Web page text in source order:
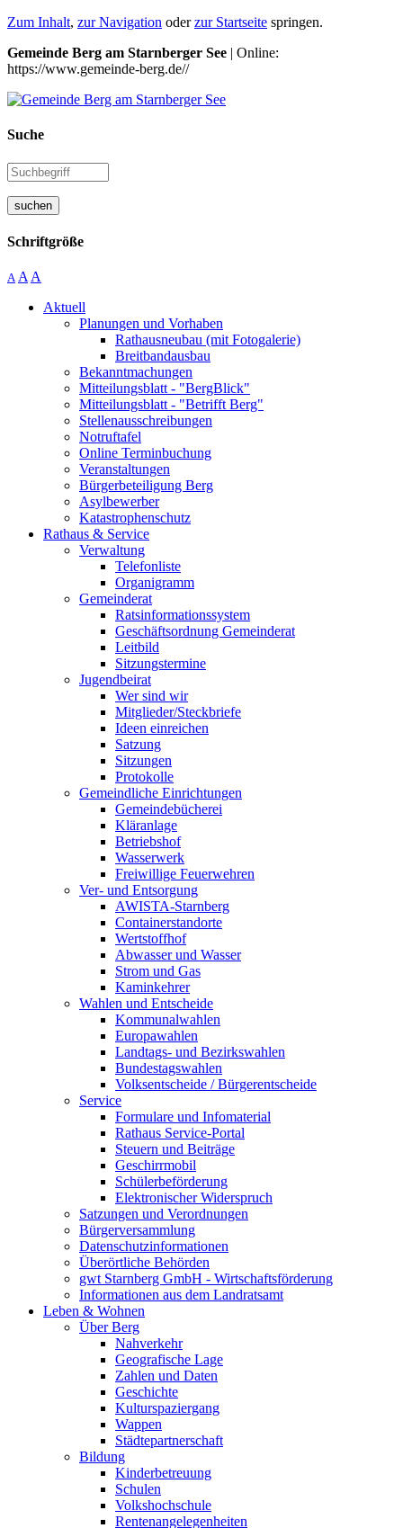
Zum Inhalt, zur Navigation oderzur Startseite springen.
Gemeinde Berg am Starnberger See | Online:
https://www.gemeinde-berg.de//
Suche
suchen
Schriftgröße
A A A
Aktuell
Planungen und Vorhaben
Rathausneubau (mit Fotogalerie)
Breitbandausbau
Bekanntmachungen
Mitteilungsblatt - "BergBlick"
Mitteilungsblatt - "Betrifft Berg"
Stellenausschreibungen
Notruftafel
Online Terminbuchung
Veranstaltungen
Bürgerbeteiligung Berg
Asylbewerber
Katastrophenschutz
Rathaus & Service
Verwaltung
Telefonliste
Organigramm
Gemeinderat
Ratsinformationssystem
Geschäftsordnung Gemeinderat
Leitbild
Sitzungstermine
Jugendbeirat
Wer sind wir
Mitglieder/Steckbriefe
Ideen einreichen
Satzung
Sitzungen
Protokolle
Gemeindliche Einrichtungen
Gemeindebücherei
Kläranlage
Betriebshof
Wasserwerk
Freiwillige Feuerwehren
Ver- und Entsorgung
AWISTA-Starnberg
Containerstandorte
Wertstoffhof
Abwasser und Wasser
Strom und Gas
Kaminkehrer
Wahlen und Entscheide
Kommunalwahlen
Europawahlen
Landtags- und Bezirkswahlen
Bundestagswahlen
Volksentscheide / Bürgerentscheide
Service
Formulare und Infomaterial
Rathaus Service-Portal
Steuern und Beiträge
Geschirrmobil
Schülerbeförderung
Elektronischer Widerspruch
Satzungen und Verordnungen
Bürgerversammlung
Datenschutzinformationen
Überörtliche Behörden
gwt Starnberg GmbH - Wirtschaftsförderung
Informationen aus dem Landratsamt
Leben & Wohnen
Über Berg
Nahverkehr
Geografische Lage
Zahlen und Daten
Geschichte
Kulturspaziergang
Wappen
Städtepartnerschaft
Bildung
Kinderbetreuung
Schulen
Volkshochschule
Rentenangelegenheiten